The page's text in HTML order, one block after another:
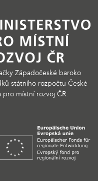
Západočeské baroko
státního rozpočtu České
místní rozvoj ČR.